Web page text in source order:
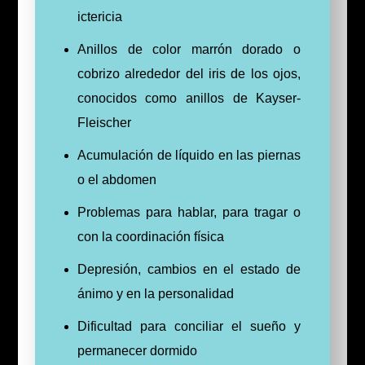
ictericia
Anillos de color marrón dorado o
cobrizo alrededor del iris de los ojos,
conocidos como anillos de Kayser-
Fleischer
Acumulación de líquido en las piernas
o el abdomen
Problemas para hablar, para tragar o
con la coordinación física
Depresión, cambios en el estado de
ánimo y en la personalidad
Dificultad para conciliar el sueño y
permanecer dormido